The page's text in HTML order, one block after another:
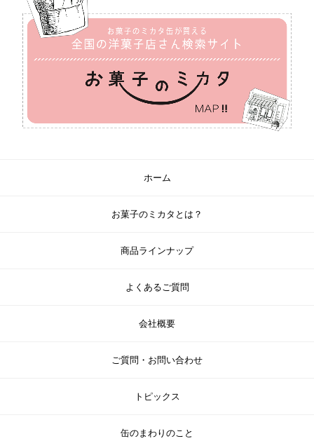
ホーム
お菓子のミカタとは？
商品ラインナップ
よくあるご質問
会社概要
ご質問・お問い合わせ
トピックス
缶のまわりのこと